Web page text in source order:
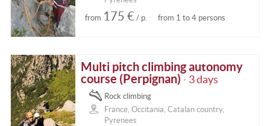
from 175 € / p. from 1 to 4 persons
Multi pitch climbing autonomy
course (Perpignan)
• 3 days
Rock climbing
France, Occitania, Catalan country,
Pyrenees